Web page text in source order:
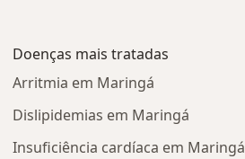
Doenças mais tratadas
Arritmia em Maringá
Dislipidemias em Maringá
Insuficiência cardíaca em Maringá